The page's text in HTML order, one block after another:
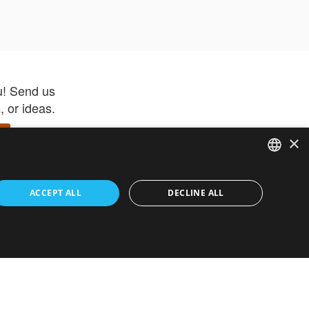
Send us
or ideas.
–
get
ENGLISH
FRENCH
×
ACCEPT ALL DECLINE ALL